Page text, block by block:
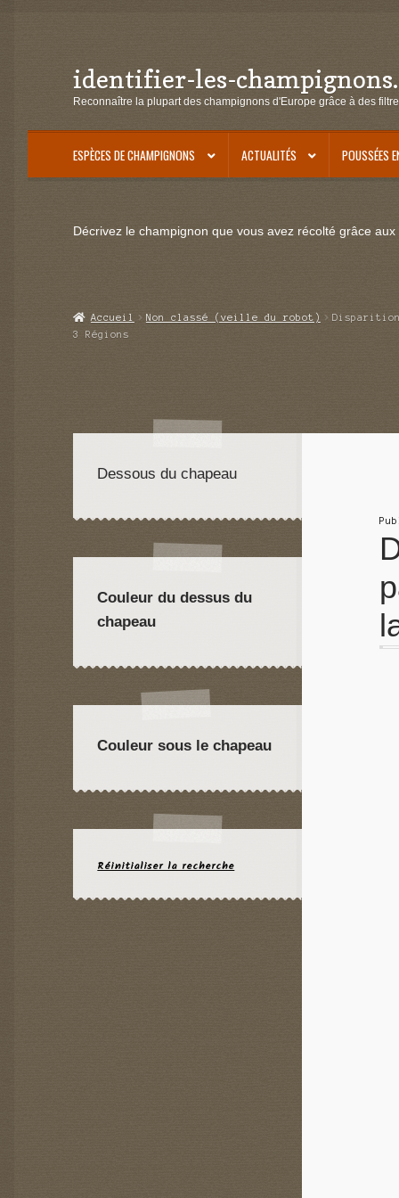
Aller
à
navigation
Aller
au
identifier-les-
Reconnaître la plupart des champignons d'Europe grâce à des
ESPÈCES DE CHAMPIGNONS ACTUALITÉS POUSSÉES
Décrivez le champignon que vous avez récolté grâce
Accueil Non classé (veille du robot)
3 Régions
Dessous du chapeau
Couleur du dessus du
chapeau
Couleur sous le chapeau
Réinitialiser la recherche